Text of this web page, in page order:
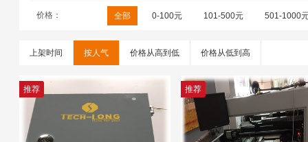
价格： 全部 0-100元 101-500元 501-1000
上架时间 按人气 价格从高到低 价格从低到高
推荐 推荐